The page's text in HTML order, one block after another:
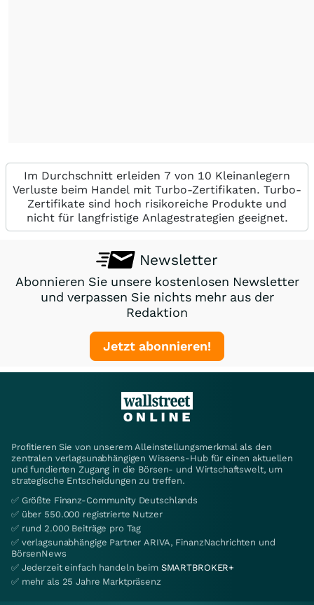
Im Durchschnitt erleiden 7 von 10 Kleinanlegern
Verluste beim Handel mit Turbo-Zertifikaten. Turbo-
Zertifikate sind hoch risikoreiche Produkte und
nicht für langfristige Anlagestrategien geeignet.
Newsletter
Abonnieren Sie unsere kostenlosen Newsletter
und verpassen Sie nichts mehr aus der
Redaktion
Jetzt abonnieren!
Profitieren Sie von unserem Alleinstellungsmerkmal als den
zentralen verlagsunabhängigen Wissens-Hub für einen aktuellen
und fundierten Zugang in die Börsen- und Wirtschaftswelt, um
strategische Entscheidungen zu treffen.
✅ Größte Finanz-Community Deutschlands
✅ über 550.000 registrierte Nutzer
✅ rund 2.000 Beiträge pro Tag
✅ verlagsunabhängige Partner ARIVA, FinanzNachrichten und
BörsenNews
✅ Jederzeit einfach handeln beim SMARTBROKER+
✅ mehr als 25 Jahre Marktpräsenz